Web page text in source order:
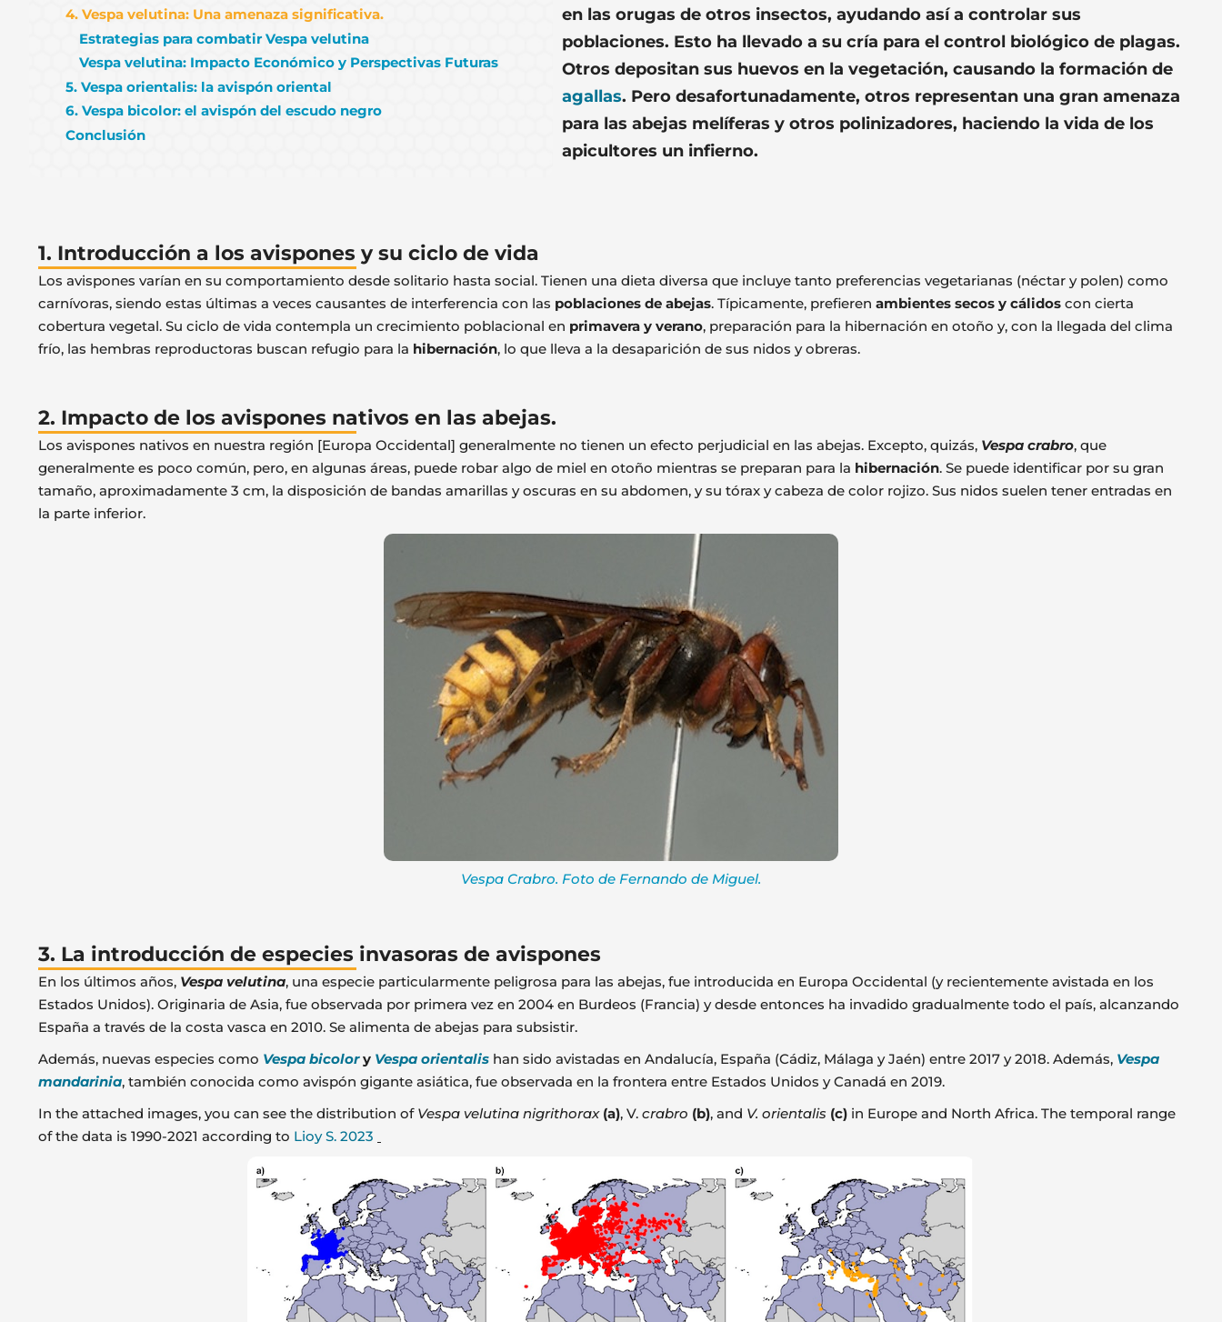
4. Vespa velutina: Una amenaza significativa.
Estrategias para combatir Vespa velutina
Vespa velutina: Impacto Económico y Perspectivas Futuras
5. Vespa orientalis: la avispón oriental
6. Vespa bicolor: el avispón del escudo negro
Conclusión
en las orugas de otros insectos, ayudando así a controlar sus
poblaciones. Esto ha llevado a su cría para el control biológico de plagas.
Otros depositan sus huevos en la vegetación, causando la formación de
agallas. Pero desafortunadamente, otros representan una gran amenaza
para las abejas melíferas y otros polinizadores, haciendo la vida de los
apicultores un infierno.
1. Introducción a los avispones y su ciclo de vida
Los avispones varían en su comportamiento desde solitario hasta social. Tienen una dieta diversa que incluye tanto preferencias vegetarianas (néctar y polen) como
carnívoras, siendo estas últimas a veces causantes de interferencia con las poblaciones de abejas. Típicamente, prefieren ambientes secos y cálidos con cierta
cobertura vegetal. Su ciclo de vida contempla un crecimiento poblacional en primavera y verano, preparación para la hibernación en otoño y, con la llegada del clima
frío, las hembras reproductoras buscan refugio para la hibernación, lo que lleva a la desaparición de sus nidos y obreras.
2. Impacto de los avispones nativos en las abejas.
Los avispones nativos en nuestra región [Europa Occidental] generalmente no tienen un efecto perjudicial en las abejas. Excepto, quizás, Vespa crabro, que
generalmente es poco común, pero, en algunas áreas, puede robar algo de miel en otoño mientras se preparan para la hibernación. Se puede identificar por su gran
tamaño, aproximadamente 3 cm, la disposición de bandas amarillas y oscuras en su abdomen, y su tórax y cabeza de color rojizo. Sus nidos suelen tener entradas en
la parte inferior.
Vespa Crabro. Foto de Fernando de Miguel.
3. La introducción de especies invasoras de avispones
En los últimos años, Vespa velutina, una especie particularmente peligrosa para las abejas, fue introducida en Europa Occidental (y recientemente avistada en los
Estados Unidos). Originaria de Asia, fue observada por primera vez en 2004 en Burdeos (Francia) y desde entonces ha invadido gradualmente todo el país, alcanzando
España a través de la costa vasca en 2010. Se alimenta de abejas para subsistir.
Además, nuevas especies como Vespa bicolor y Vespa orientalis han sido avistadas en Andalucía, España (Cádiz, Málaga y Jaén) entre 2017 y 2018. Además, Vespa
mandarinia, también conocida como avispón gigante asiática, fue observada en la frontera entre Estados Unidos y Canadá en 2019.
In the attached images, you can see the distribution of Vespa velutina nigrithorax (a), V. crabro (b), and V. orientalis (c) in Europe and North Africa. The temporal range
of the data is 1990-2021 according to Lioy S. 2023